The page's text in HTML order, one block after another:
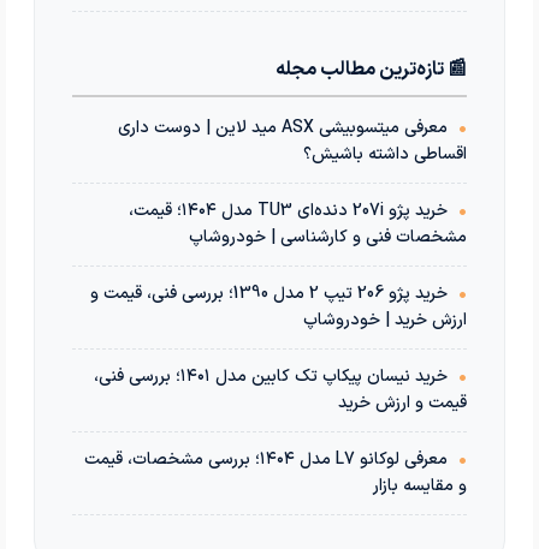
📰 تازه‌ترین مطالب مجله
•
معرفی میتسوبیشی ASX مید لاین | دوست داری
اقساطی داشته باشیش؟
•
خرید پژو 207i دنده‌ای TU3 مدل ۱۴۰۴؛ قیمت،
مشخصات فنی و کارشناسی | خودروشاپ
•
خرید پژو 206 تیپ 2 مدل 1390؛ بررسی فنی، قیمت و
ارزش خرید | خودروشاپ
•
خرید نیسان پیکاپ تک کابین مدل ۱۴۰۱؛ بررسی فنی،
قیمت و ارزش خرید
•
معرفی لوکانو L7 مدل ۱۴۰۴؛ بررسی مشخصات، قیمت
و مقایسه بازار